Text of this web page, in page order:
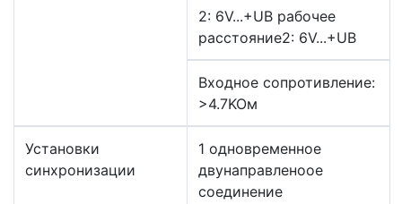
2: 6V...+UB рабочее
расстояние2: 6V...+UB
Входное сопротивление:
>4.7KOм
Установки
синхронизации
1 одновременное
двунаправленоое
соединение